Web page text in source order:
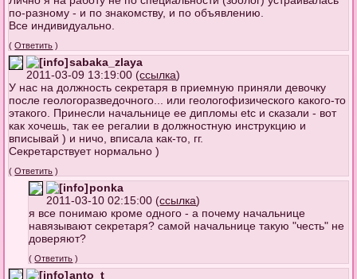
по-разному - и по знакомству, и по объявлению.
Все индивидуально.
(Ответить )
sabaka_zlaya
2011-03-09 13:19:00 (ссылка)
У нас на должность секретаря в приемную приняли девочку
после геологоразведочного... или геологофизического какого-то
этакого. Принесли начальнице ее дипломы etc и сказали - вот
как хочешь, так ее регалии в должностную инструкцию и
вписывай ) и ничо, вписала как-то, гг.
Секретарствует нормально )
(Ответить )
ponka
2011-03-10 02:15:00 (ссылка)
я все понимаю кроме одного - а почему начальнице
навязывают секретаря? самой начальнице такую "честь" не
доверяют?
(Ответить )
anto_t